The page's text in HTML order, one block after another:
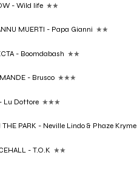
- Wild life
MUERTI - Papa Gianni
- Boomdabash
- Brusco
Lu Dottore
THE PARK - Neville Lindo & Phaze Kryme
- T.O.K